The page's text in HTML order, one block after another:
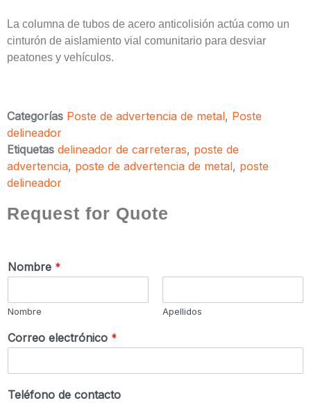
La columna de tubos de acero anticolisión actúa como un
cinturón de aislamiento vial comunitario para desviar
peatones y vehículos.
Categorías Poste de advertencia de metal, Poste
delineador
Etiquetas delineador de carreteras, poste de
advertencia, poste de advertencia de metal, poste
delineador
Request for Quote
Nombre *
Nombre Apellidos
Correo electrónico *
Teléfono de contacto